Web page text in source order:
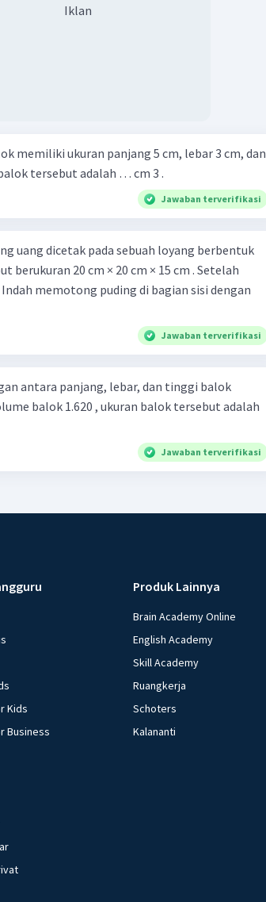
Iklan
memiliki ukuran panjang 5 cm, lebar 3 cm, dan
tersebut adalah … cm 3 .
Jawaban terverifikasi
uang dicetak pada sebuah loyang berbentuk
berukuran 20 cm × 20 cm × 15 cm . Setelah
memotong puding di bagian sisi dengan
Jawaban terverifikasi
antara panjang, lebar, dan tinggi balok
balok 1.620 , ukuran balok tersebut adalah
Jawaban terverifikasi
Kids
Business
Produk Lainnya
Brain Academy Online
English Academy
Skill Academy
Ruangkerja
Schoters
Kalananti